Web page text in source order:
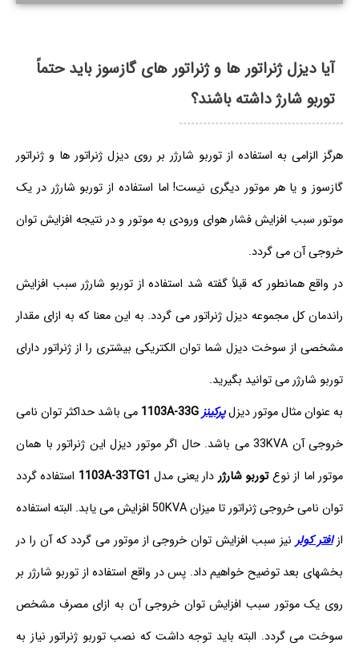
آیا دیزل ژنراتور ها و ژنراتور های گازسوز باید حتماً
توربو شارژ داشته باشند؟
هرگز الزامی به استفاده از توربو شارژر بر روی دیزل ژنراتور ها و ژنراتور
گازسوز و یا هر موتور دیگری نیست! اما استفاده از توربو شارژر در یک
موتور سبب افزایش فشار هوای ورودی به موتور و در نتیجه افزایش توان
خروجی آن می گردد.
در واقع همانطور که قبلاً گفته شد استفاده از توربو شارژر سبب افزایش
راندمان کل مجموعه دیزل ژنراتور می گردد. به این معنا که به ازای مقدار
مشخصی از سوخت دیزل شما توان الکتریکی بیشتری را از ژنراتور دارای
توربو شارژر می توانید بگیرید.
به عنوان مثال موتور دیزلپرکینز1103A-33G می باشد حداکثر توان نامی
خروجی آن 33KVA می باشد. حال اگر موتور دیزل این ژنراتور با همان
موتور اما از نوعتوربو شارژردار یعنی مدل 1103A-33TG1 استفاده گردد
توان نامی خروجی ژنراتور تا میزان 50KVA افزایش می یابد. البته استفاده
ازافتر کولرنیز سبب افزایش توان خروجی از موتور می گردد که آن را در
بخشهای بعد توضیح خواهیم داد. پس در واقع استفاده از توربو شارژر بر
روی یک موتور سبب افزایش توان خروجی آن به ازای مصرف مشخص
سوخت می گردد. البته باید توجه داشت که نصب توربو ژنراتور نیاز به